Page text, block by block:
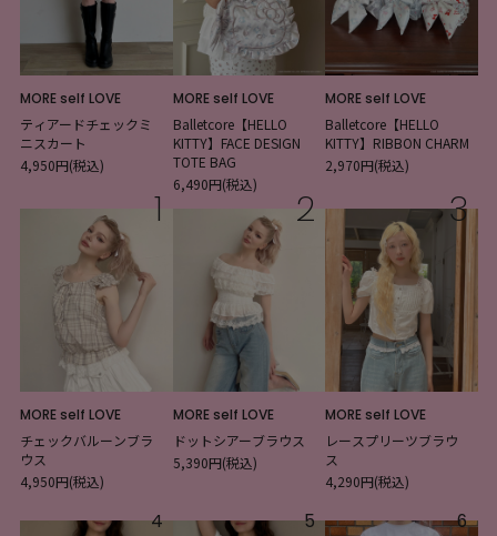
MORE self LOVE
ティアードチェックミ
ニスカート
4,950円(税込)
MORE self LOVE
Balletcore【HELLO
KITTY】FACE DESIGN
TOTE BAG
6,490円(税込)
MORE self LOVE
Balletcore【HELLO
KITTY】RIBBON CHARM
2,970円(税込)
1
MORE self LOVE
チェックバルーンブラ
ウス
4,950円(税込)
2
MORE self LOVE
ドットシアーブラウス
5,390円(税込)
3
MORE self LOVE
レースプリーツブラウ
ス
4,290円(税込)
4 5 6